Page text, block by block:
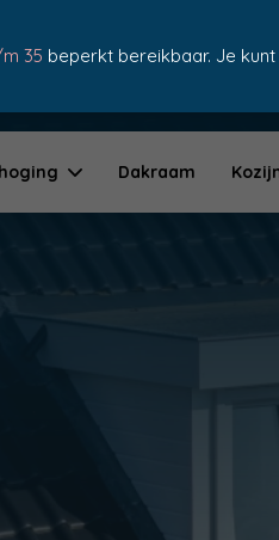
35 beperkt bereikbaar. Je
Dakraam